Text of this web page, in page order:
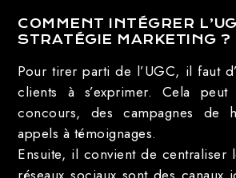
COMMENT INTÉGRER
STRATÉGIE MARKETING ?
Pour tirer parti de l’UGC, il faut
clients à s’exprimer. Cela
concours, des campagnes de
appels à témoignages.
Ensuite, il convient de centraliser